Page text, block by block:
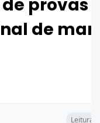
provas
de
Leitura: